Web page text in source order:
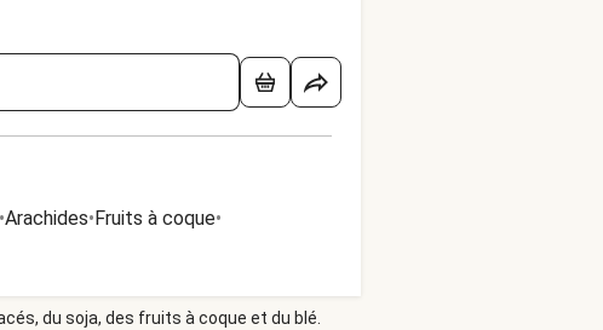
•Arachides•Fruits à coque•
du soja, des fruits à coque et du blé.